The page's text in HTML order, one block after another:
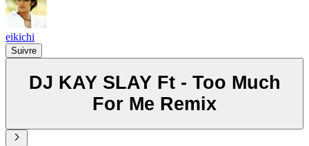
eikichi
Suivre
DJ KAY SLAY Ft - Too Much
For Me Remix